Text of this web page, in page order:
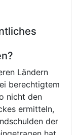
Ländern
berechtigtem
nicht den
ermitteln,
der